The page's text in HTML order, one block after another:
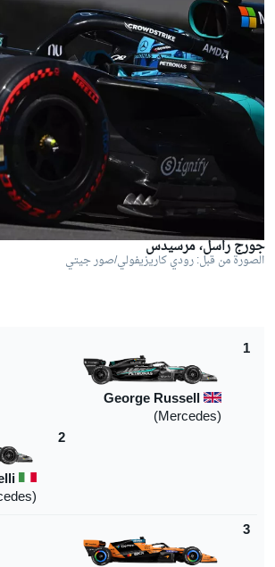
جورج راسل، مرسيدس
الصورة من قبل: رودي كاريزيفولي/صور جيتي
1
George Russell
(
Mercedes
)
2
(Mercedes)
3